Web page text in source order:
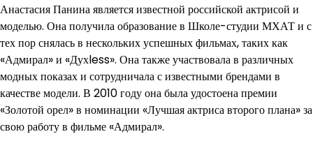
Анастасия Панина является известной российской актрисой и
моделью. Она получила образование в Школе-студии МХАТ и с
тех пор снялась в нескольких успешных фильмах, таких как
«Адмирал» и «Духless». Она также участвовала в различных
модных показах и сотрудничала с известными брендами в
качестве модели. В 2010 году она была удостоена премии
«Золотой орел» в номинации «Лучшая актриса второго плана» за
свою работу в фильме «Адмирал».